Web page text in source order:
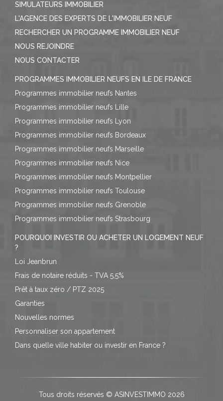
SIMULATEURS IMMOBILIER
L'AGENCE DES EXPERTS DE L'IMMOBILIER NEUF
RECHERCHER UN PROGRAMME IMMOBILIER NEUF
NOUS REJOINDRE
NOUS CONTACTER
PROGRAMMES IMMOBILIER NEUFS EN ILE DE FRANCE
Programmes immobilier neufs Nantes
Programmes immobilier neufs Lille
Programmes immobilier neufs Lyon
Programmes immobilier neufs Bordeaux
Programmes immobilier neufs Marseille
Programmes immobilier neufs Nice
Programmes immobilier neufs Montpellier
Programmes immobilier neufs Toulouse
Programmes immobilier neufs Grenoble
Programmes immobilier neufs Strasbourg
POURQUOI INVESTIR OU ACHETER UN LOGEMENT NEUF
?
Loi Jeanbrun
Frais de notaire réduits - TVA 5,5%
Prêt à taux zéro / PTZ 2025
Garanties
Nouvelles normes
Personnaliser son appartement
Dans quelle ville habiter ou investir en France ?
Tous droits réservés © ASINVESTIMMO 2026